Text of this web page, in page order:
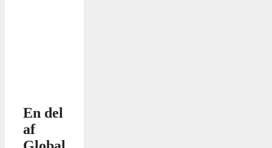
En del
af